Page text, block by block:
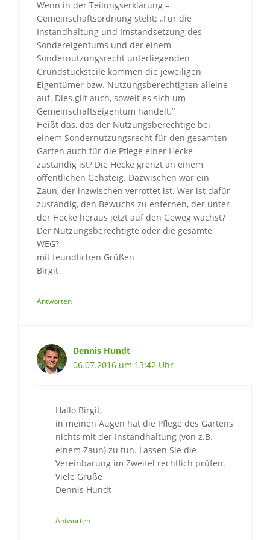
Wenn in der Teilungserklärung –
Gemeinschaftsordnung steht: „Für die
Instandhaltung und Imstandsetzung des
Sondereigentums und der einem
Sondernutzungsrecht unterliegenden
Grundstücksteile kommen die jeweiligen
Eigentümer bzw. Nutzungsberechtigten alleine
auf. Dies gilt auch, soweit es sich um
Gemeinschaftseigentum handelt.“
Heißt das, das der Nutzungsberechtige bei
einem Sondernutzungsrecht für den gesamten
Garten auch für die Pflege einer Hecke
zuständig ist? Die Hecke grenzt an einem
öffentlichen Gehsteig. Dazwischen war ein
Zaun, der inzwischen verrottet ist. Wer ist dafür
zuständig, den Bewuchs zu enfernen, der unter
der Hecke heraus jetzt auf den Geweg wächst?
Der Nutzungsberechtigte oder die gesamte
WEG?
mit feundlichen Grüßen
Birgit
Antworten
Dennis Hundt
06.07.2016 um 13:42 Uhr
Hallo Birgit,
in meinen Augen hat die Pflege des Gartens
nichts mit der Instandhaltung (von z.B.
einem Zaun) zu tun. Lassen Sie die
Vereinbarung im Zweifel rechtlich prüfen.
Viele Grüße
Dennis Hundt
Antworten